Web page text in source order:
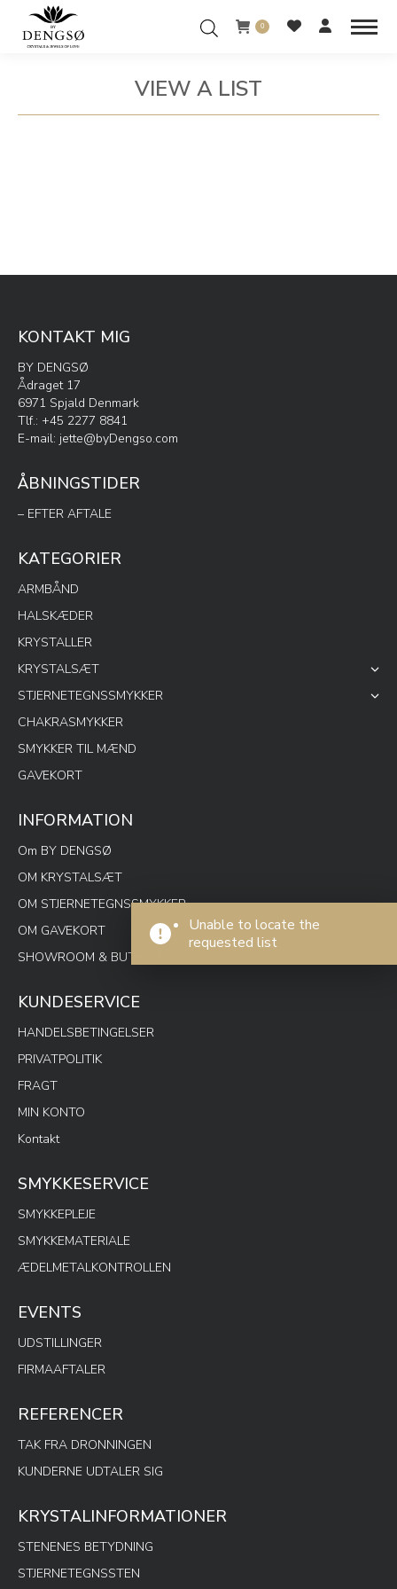
0
VIEW A LIST
You are here:
Unable to locate the
requested list
KONTAKT MIG
BY DENGSØ
Ådraget 17
6971 Spjald Denmark
Tlf.: +45 2277 8841
E-mail: jette@byDengso.com
ÅBNINGSTIDER
– EFTER AFTALE
KATEGORIER
ARMBÅND
HALSKÆDER
KRYSTALLER
KRYSTALSÆT
STJERNETEGNSSMYKKER
CHAKRASMYKKER
SMYKKER TIL MÆND
GAVEKORT
INFORMATION
Om BY DENGSØ
OM KRYSTALSÆT
OM STJERNETEGNSSMYKKER
OM GAVEKORT
SHOWROOM & BUTIK SPOTON
KUNDESERVICE
HANDELSBETINGELSER
PRIVATPOLITIK
FRAGT
MIN KONTO
Kontakt
SMYKKESERVICE
SMYKKEPLEJE
SMYKKEMATERIALE
ÆDELMETALKONTROLLEN
EVENTS
UDSTILLINGER
FIRMAAFTALER
REFERENCER
TAK FRA DRONNINGEN
KUNDERNE UDTALER SIG
KRYSTALINFORMATIONER
STENENES BETYDNING
STJERNETEGNSSTEN